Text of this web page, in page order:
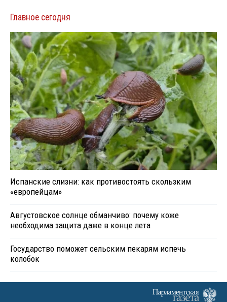
Главное сегодня
Испанские слизни: как противостоять скользким
«европейцам»
Августовское солнце обманчиво: почему коже
необходима защита даже в конце лета
Государство поможет сельским пекарям испечь
колобок